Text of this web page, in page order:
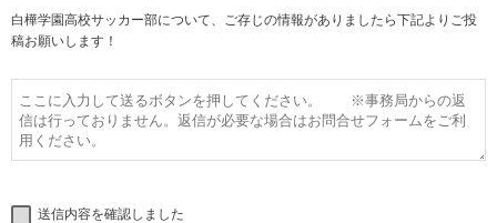
白樺学園高校サッカー部について、ご存じの情報がありましたら下記よりご投
稿お願いします！
送信内容を確認しました